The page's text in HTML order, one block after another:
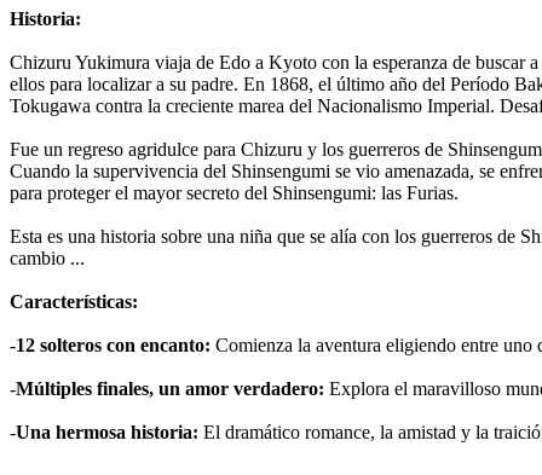
Historia:
Chizuru Yukimura viaja de Edo a Kyoto con la esperanza de buscar
ellos para localizar a su padre. En 1868, el último año del Período
Tokugawa contra la creciente marea del Nacionalismo Imperial.
Fue un regreso agridulce para Chizuru y los guerreros de
Cuando la supervivencia del Shinsengumi se vio amenazada, se
para proteger el mayor secreto del Shinsengumi: las Furias.
Esta es una historia sobre una niña que se alía con los guerreros de
cambio ...
Características:
-12 solteros con encanto: Comienza la aventura eligiendo entre uno
-Múltiples finales, un amor verdadero: Explora el maravilloso
-Una hermosa historia: El dramático romance, la amistad y la